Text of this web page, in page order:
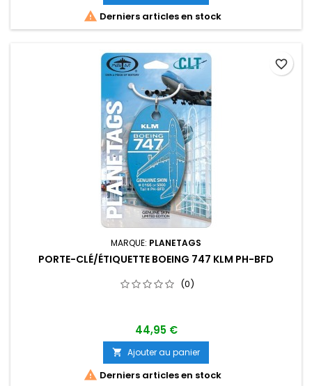
 Derniers articles en stock
MARQUE: PLANETAGS
PORTE-CLÉ/ÉTIQUETTE BOEING 747 KLM PH-BFD
(0)
44,95 €
 Ajouter au panier
 Derniers articles en stock
favorite_border